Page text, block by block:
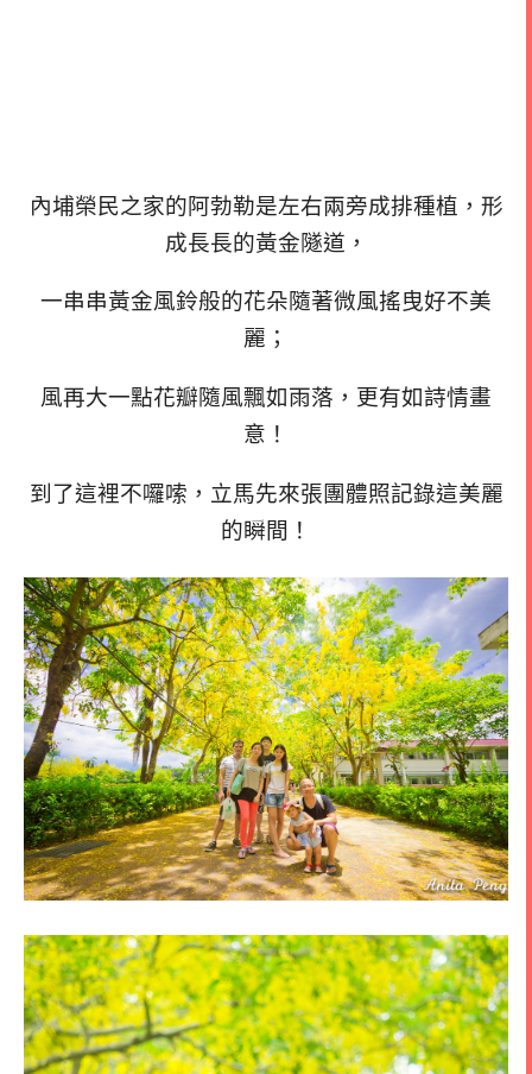
內埔榮民之家的阿勃勒是左右兩旁成排種植，形
成長長的黃金隧道，
一串串黃金風鈴般的花朵隨著微風搖曳好不美
麗；
風再大一點花瓣隨風飄如雨落，更有如詩情畫
意！
到了這裡不囉嗦，立馬先來張團體照記錄這美麗
的瞬間！